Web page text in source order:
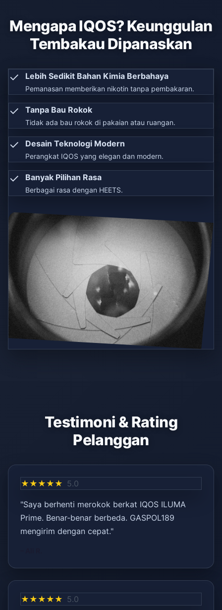
Mengapa IQOS? Keunggulan
Tembakau Dipanaskan
✓ Lebih Sedikit Bahan Kimia Berbahaya
Pemanasan memberikan nikotin tanpa pembakaran.
✓ Tanpa Bau Rokok
Tidak ada bau rokok di pakaian atau ruangan.
✓ Desain Teknologi Modern
Perangkat IQOS yang elegan dan modern.
✓ Banyak Pilihan Rasa
Berbagai rasa dengan HEETS.
Testimoni & Rating
Pelanggan
★★★★★ 5.0
"Saya berhenti merokok berkat IQOS ILUMA
Prime. Benar-benar berbeda. GASPOL189
mengirim dengan cepat."
★★★★★ 5.0